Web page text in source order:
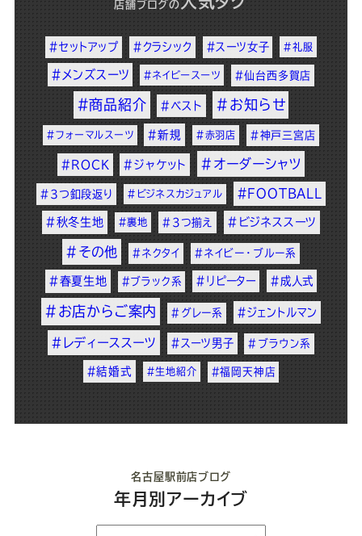
店舗ブログの
#セットアップ #クラシック #スーツ女子 #礼服
#メンズスーツ #ネイビースーツ #仙台西多賀店
#商品紹介 #ベスト #お知らせ
#フォーマルスーツ #新規 #赤羽店 #神戸三宮店
#ROCK #ジャケット #オーダーシャツ
#3つ釦段返り #ビジネスカジュアル #FOOTBALL
#秋冬生地 #裏地 #3つ揃え #ビジネススーツ
#その他 #ネクタイ #ネイビー・ブルー系
#春夏生地 #ブラック系 #リピーター #成人式
#お店からご案内 #グレー系 #ジェントルマン
#レディーススーツ #スーツ男子 #ブラウン系
#結婚式 #生地紹介 #福岡天神店
名古屋駅前店ブログ
年月別アーカイブ